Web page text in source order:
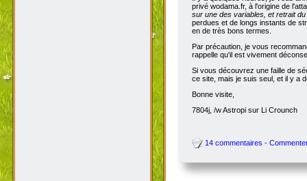
privé wodama.fr, à l'origine de
sur une des variables, et retrait
perdues et de longs instants de
en de très bons termes.
Par précaution, je vous
rappelle qu'il est vivement
Si vous découvrez une faille de
ce site, mais je suis seul, et il y a
Bonne visite,
7804j, /w Astropi sur Li Crounch
14 commentaires -